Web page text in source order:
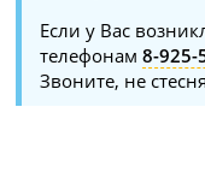
Если у Вас
телефонам8-925-
Звоните, не